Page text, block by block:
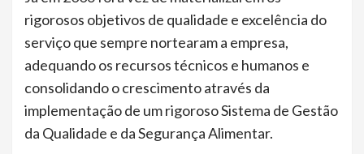
rigorosos objetivos de qualidade e excelência do
serviço que sempre nortearam a empresa,
adequando os recursos técnicos e humanos e
consolidando o crescimento através da
implementação de um rigoroso Sistema de Gestão
da Qualidade e da Segurança Alimentar.